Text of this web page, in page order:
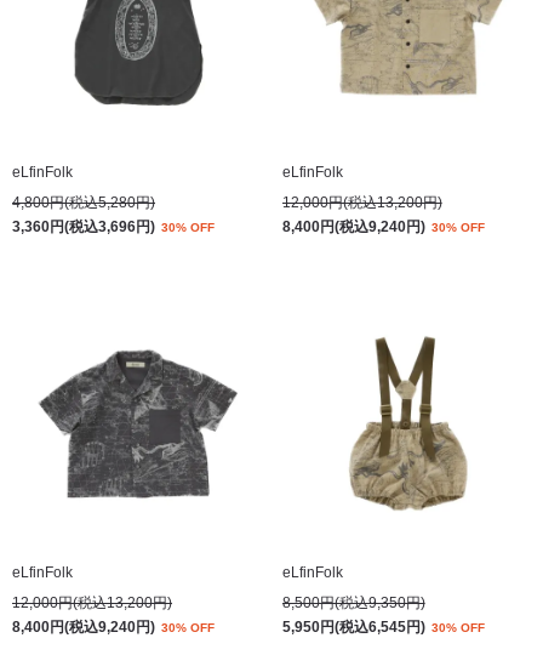
eLfinFolk
4,800円(税込5,280円)
3,360円(税込3,696円) 30% OFF
eLfinFolk
12,000円(税込13,200円)
8,400円(税込9,240円) 30% OFF
eLfinFolk
12,000円(税込13,200円)
8,400円(税込9,240円) 30% OFF
eLfinFolk
8,500円(税込9,350円)
5,950円(税込6,545円) 30% OFF